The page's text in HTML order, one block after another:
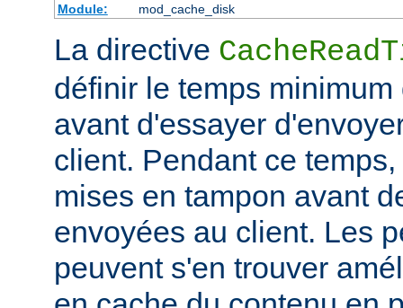
Module:
mod_cache_disk
La directive
définir le temps
avant d'essayer
client. Pendant ce
mises en tampon avant
envoyées au client. Les
peuvent s'en trouver